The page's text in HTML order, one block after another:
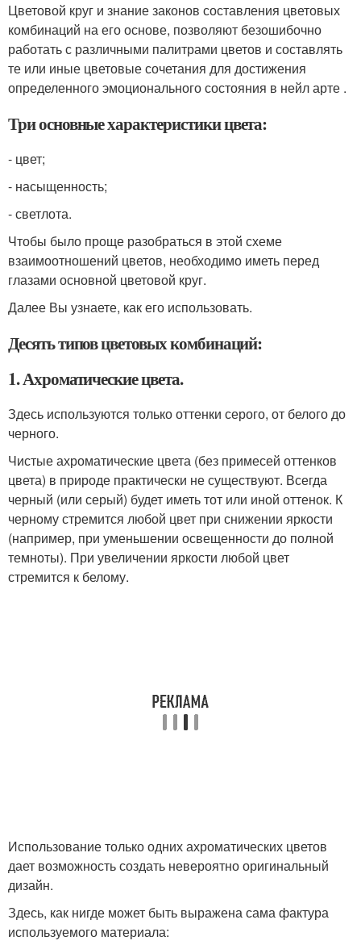
Цветовой круг и знание законов составления цветовых
комбинаций на его основе, позволяют безошибочно
работать с различными палитрами цветов и составлять
те или иные цветовые сочетания для достижения
определенного эмоционального состояния в нейл арте .
Три основные характеристики цвета:
- цвет;
- насыщенность;
- светлота.
Чтобы было проще разобраться в этой схеме
взаимоотношений цветов, необходимо иметь перед
глазами основной цветовой круг.
Далее Вы узнаете, как его использовать.
Десять типов цветовых комбинаций:
1. Ахроматические цвета.
Здесь используются только оттенки серого, от белого до
черного.
Чистые ахроматические цвета (без примесей оттенков
цвета) в природе практически не существуют. Всегда
черный (или серый) будет иметь тот или иной оттенок. К
черному стремится любой цвет при снижении яркости
(например, при уменьшении освещенности до полной
темноты). При увеличении яркости любой цвет
стремится к белому.
Использование только одних ахроматических цветов
дает возможность создать невероятно оригинальный
дизайн.
Здесь, как нигде может быть выражена сама фактура
используемого материала: